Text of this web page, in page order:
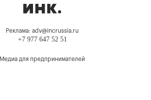
Реклама: adv@incrussia.ru
+7 977 647 52 51
Медиа для предпринимателей